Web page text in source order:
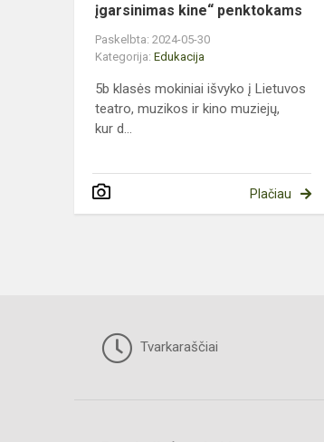
įgarsinimas kine“ penktokams
Paskelbta: 2024-05-30
Kategorija: Edukacija
5b klasės mokiniai išvyko į Lietuvos
teatro, muzikos ir kino muziejų,
kur d...
Plačiau
Tvarkaraščiai